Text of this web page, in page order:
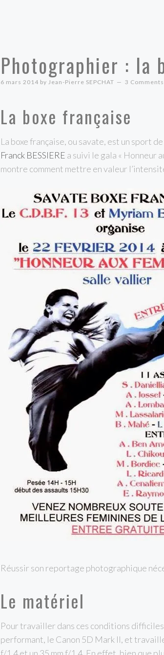
Photographier : la
6 mars 2014 byJean-Pierre SEPCHAT 3 Comments
La boxe française
La boxe française, ou savate, est un sport
Franck BESSIERE a suivi le gala « Honneur
montre comment mettre en valeur
Réussir son reportage photographique
Le matériel
Pour travailler dans ces conditions
performant, le Canon 5D Mark II, et